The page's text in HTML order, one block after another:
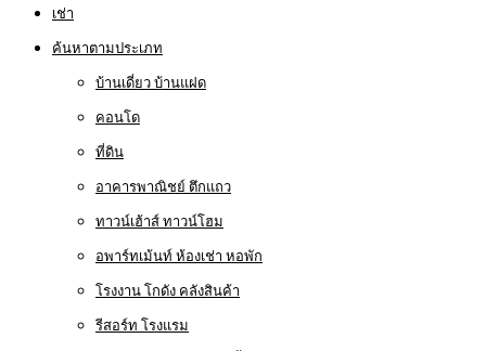
เช่า
ค้นหาตามประเภท
บ้านเดี่ยว บ้านแฝด
คอนโด
ที่ดิน
อาคารพาณิชย์ ตึกแถว
ทาวน์เฮ้าส์ ทาวน์โฮม
อพาร์ทเม้นท์ ห้องเช่า หอพัก
โรงงาน โกดัง คลังสินค้า
รีสอร์ท โรงแรม